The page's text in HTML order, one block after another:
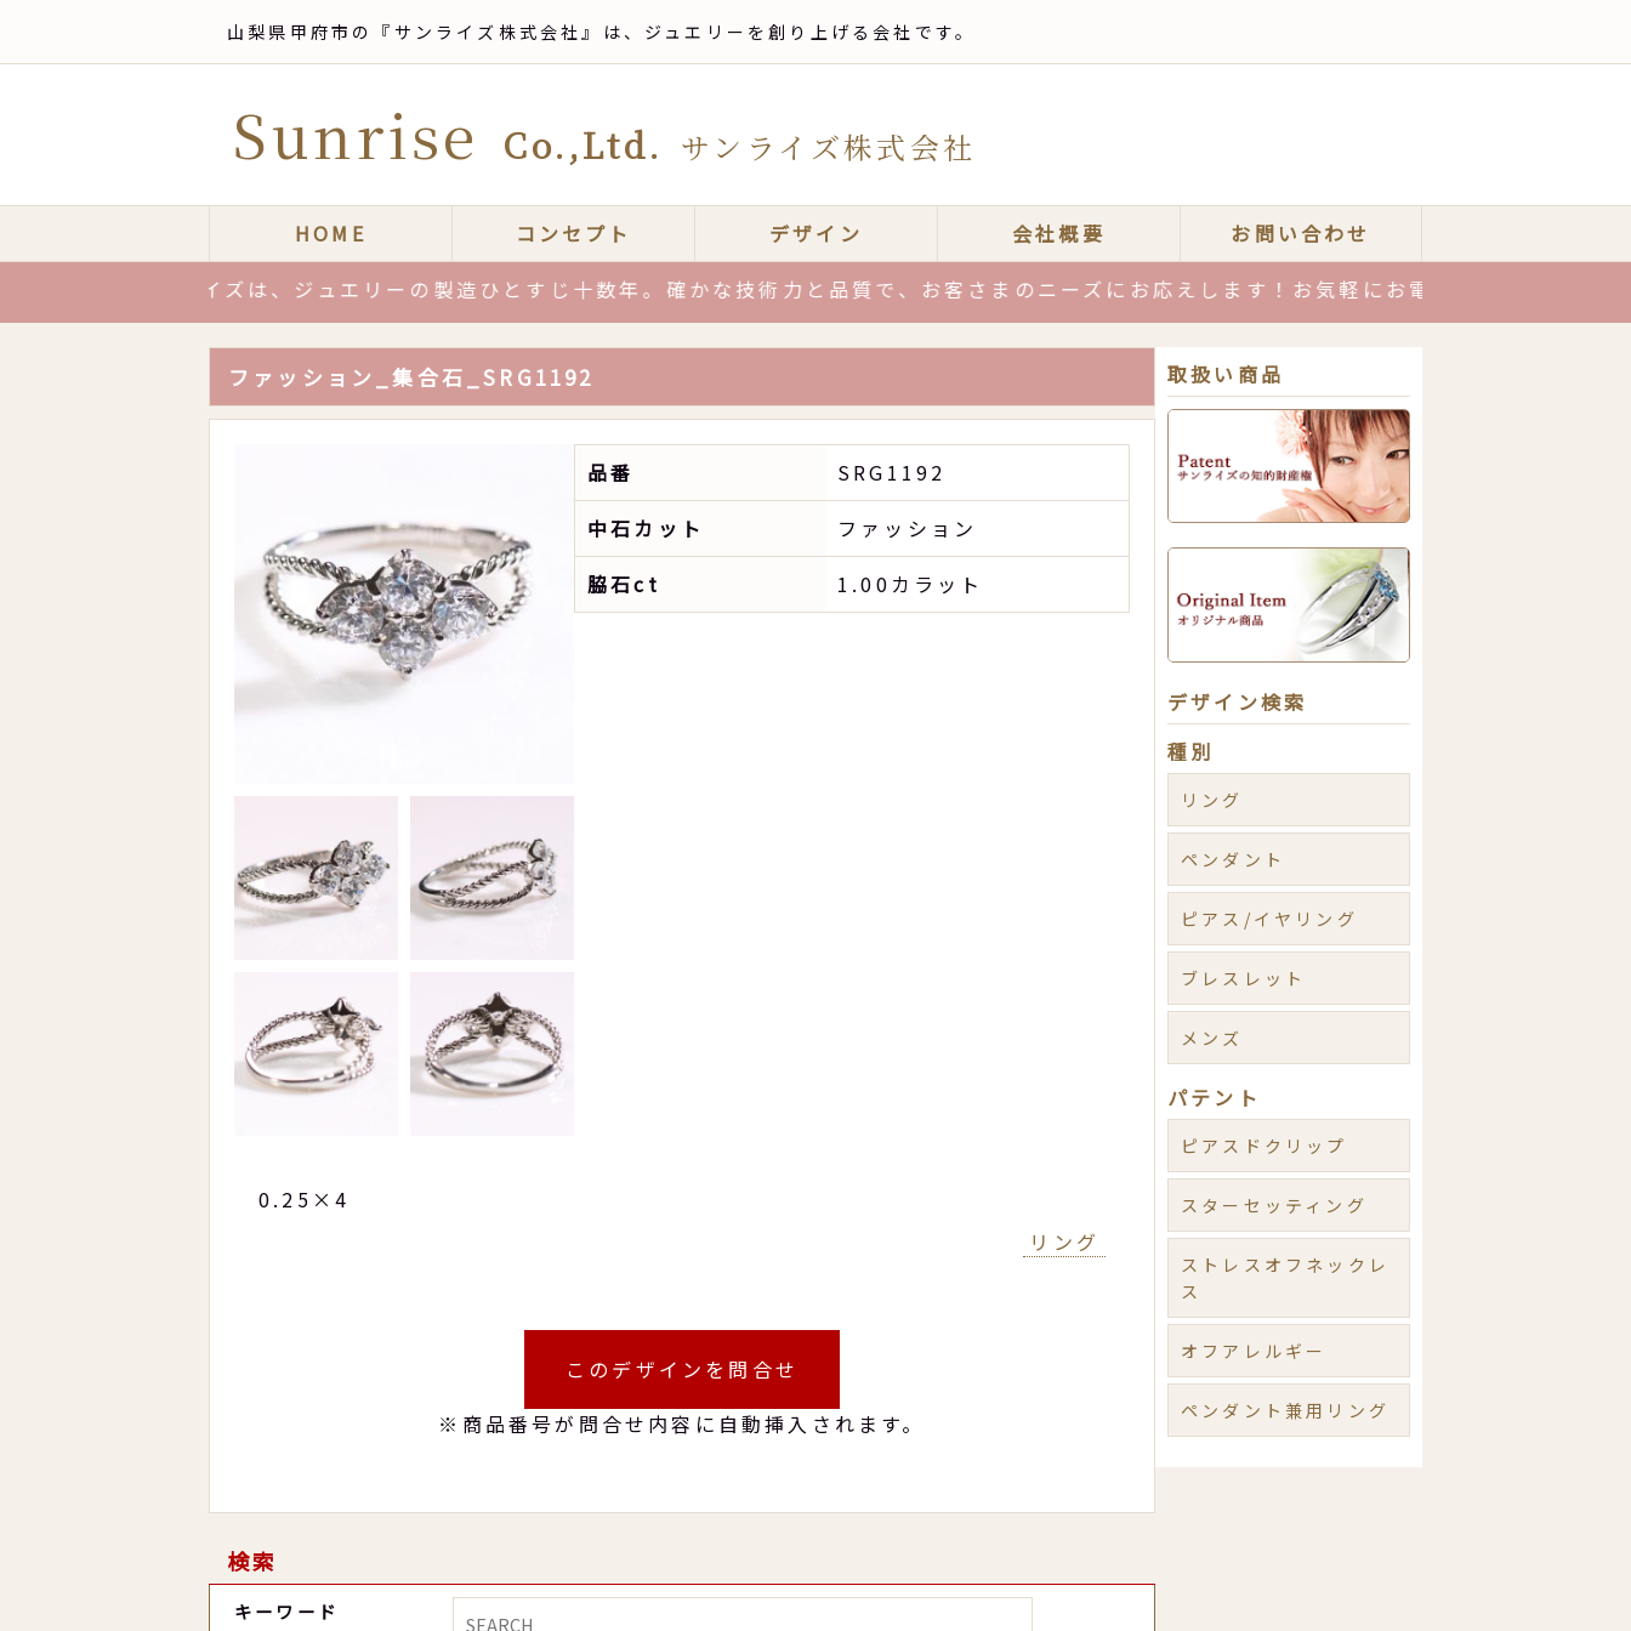
山梨県甲府市の『サンライズ株式会社』は、ジュエリーを創り上げる会社です。
Sunrise Co.,Ltd. サンライズ株式会社
HOME コンセプト デザイン 会社概要
お問い合わせ
サンライズは、ジュエリーの製造ひとすじ十数年。確かな技術力と品質で、お客さまのニーズにお応えします！お気軽にお電話またはメールでご相談
ファッション_集合石_SRG1192
品番
SRG1192
中石カット
ファッション
脇石ct
1.00カラット
0.25×4
リング
このデザインを問合せ
※商品番号が問合せ内容に自動挿入されます。
検索
キーワード
取扱い商品
デザイン検索
種別
リング
ペンダント
ピアス/イヤリング
ブレスレット
メンズ
パテント
ピアスドクリップ
スターセッティング
ストレスオフネックレ
ス
オフアレルギー
ペンダント兼用リング